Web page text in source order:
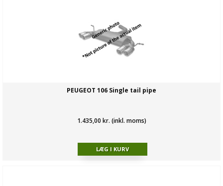
PEUGEOT 106 Single tail pipe
1.435,00 kr. (inkl. moms)